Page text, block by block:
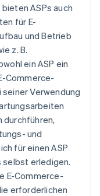
ASPs auch
für E-
und Betrieb
z. B.
ein ASP ein
Commerce-
Verwendung
durchführen,
und
für einen ASP
selbst erledigen.
E-Commerce-
erforderlichen